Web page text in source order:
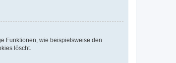
Funktionen, wie beispielsweise den
löscht.